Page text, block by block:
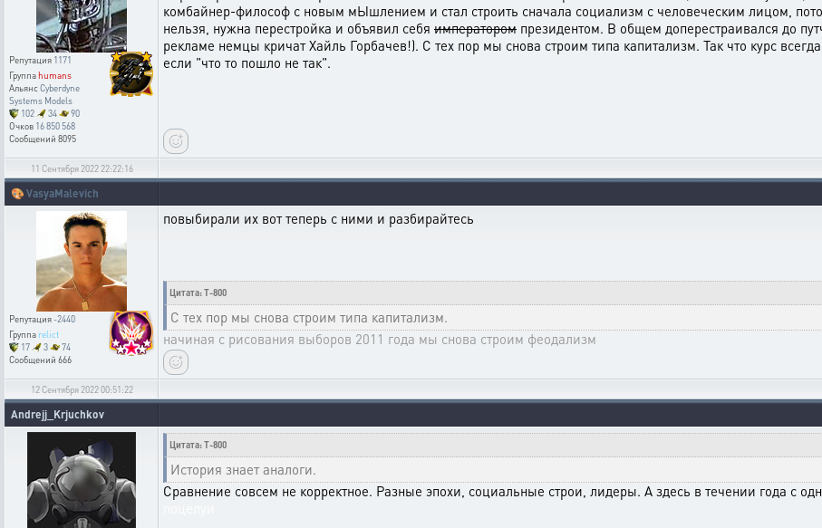
Репутация 1171
Группаhumans
АльянсCyberdyne
Systems Models
102
34
90
Очков 16 850 568
Сообщений 8095
комбайнер-философ с новым мЫшлением и стал строить сначала социализм с человеческим лицом,
нельзя, нужна перестройка и объявил себя императором президентом. В общем доперестраивался до
рекламе немцы кричат Хайль Горбачев!). С тех пор мы снова строим типа капитализм. Так что курс
если "что то пошло не так".
11 Сентября 2022 22:22:16
🎨 VasyaMalevich
Репутация-2440
Группа relict
17
3
74
Сообщений 666
повыбирали их вот теперь с ними и разбирайтесь
Цитата: T-800
С тех пор мы снова строим типа капитализм.
начиная с рисования выборов 2011 года мы снова строим феодализм
12 Сентября 2022 00:51:22
Andrejj_Krjuchkov
Цитата: T-800
История знает аналоги.
Сравнение совсем не корректное. Разные эпохи, социальные строи, лидеры. А здесь в течении года с